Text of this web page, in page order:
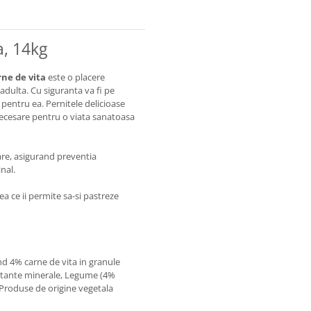
14kg
de vita este o placere
Cu siguranta va fi pe
ea. Pernitele delicioase
pentru o viata sanatoasa
asigurand preventia
ce ii permite sa-si pastreze
4% carne de vita in granule
minerale, Legume (4%
de origine vegetala